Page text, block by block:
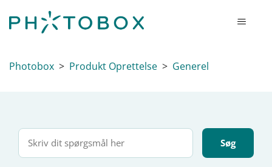
Photobox Produkt Oprettelse Generel